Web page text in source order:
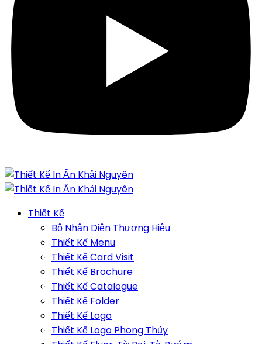
Thiết Kế
Bộ Nhận Diện Thương Hiệu
Thiết Kế Menu
Thiết Kế Card Visit
Thiết Kế Brochure
Thiết Kế Catalogue
Thiết Kế Folder
Thiết Kế Logo
Thiết Kế Logo Phong Thủy